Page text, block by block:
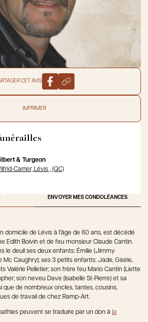
CET AVIS
IMPRIMER
& Turgeon
Carrier, Lévis , (QC)
ENVOYER MES CONDOLÉANCES
domicile de Lévis à l'âge de 60 ans, est décédé
Edith Boivin et de feu monsieur Claude Cantin.
le deuil ses deux enfants: Émilie (Jimmy
Mc Caughry); ses 3 petits enfants: Jade, Gisèle,
Valérie Pelletier; son frère feu Mario Cantin (Liette
son neveu Dave (Isabelle St-Pierre) et sa
que de nombreux oncles, tantes, cousins,
de travail de chez Ramp-Art.
peuvent se traduire par un don à la